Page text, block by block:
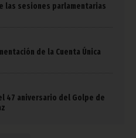
las sesiones parlamentarias
de la Cuenta Única
47 aniversario del Golpe de